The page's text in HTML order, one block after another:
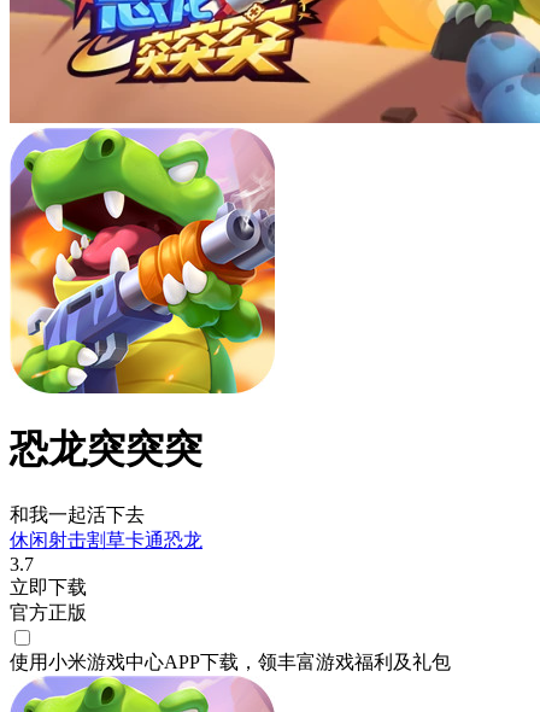
恐龙突突突
和我一起活下去
休闲射击割草卡通恐龙
3.7
立即下载
官方正版
使用小米游戏中心APP下载 ，领丰富游戏福利 及礼包